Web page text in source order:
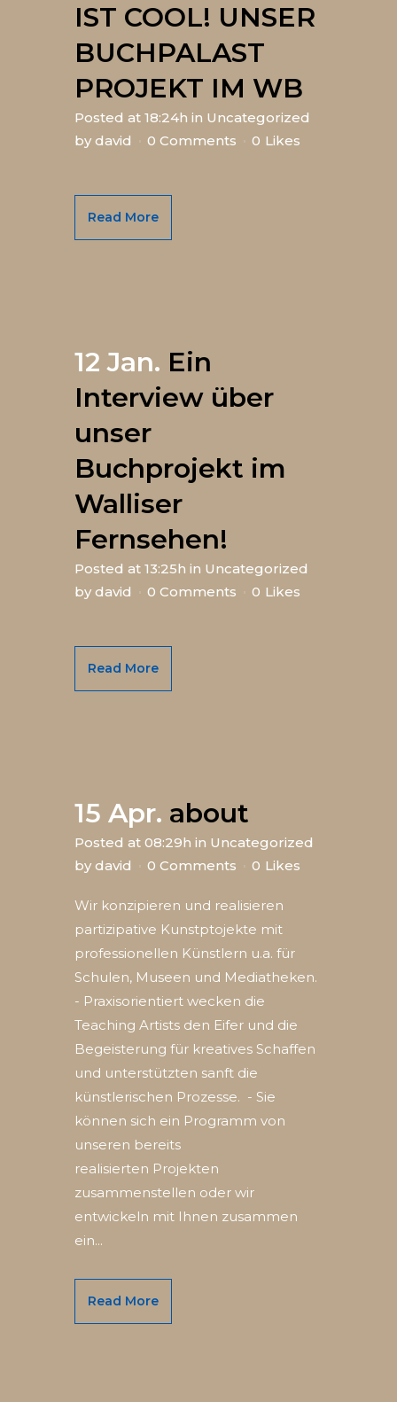
IST COOL! UNSER
BUCHPALAST
PROJEKT IM WB
Posted at 18:24h in Uncategorized
by david 0 Comments 0 Likes
Read More
12 Jan. Ein
Interview über
unser
Buchprojekt im
Walliser
Fernsehen!
Posted at 13:25h in Uncategorized
by david 0 Comments 0 Likes
Read More
15 Apr. about
Posted at 08:29h in Uncategorized
by david 0 Comments 0 Likes
Wir konzipieren und realisieren
partizipative Kunstptojekte mit
professionellen Künstlern u.a. für
Schulen, Museen und Mediatheken.
- Praxisorientiert wecken die
Teaching Artists den Eifer und die
Begeisterung für kreatives Schaffen
und unterstützten sanft die
künstlerischen Prozesse. - Sie
können sich ein Programm von
unseren bereits
realisierten Projekten
zusammenstellen oder wir
entwickeln mit Ihnen zusammen
ein...
Read More